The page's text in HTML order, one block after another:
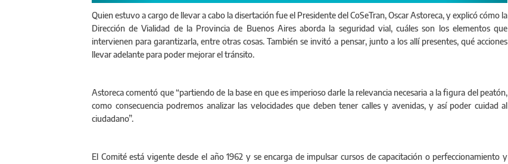
Quien estuvo a cargo de llevar a cabo la disertación fue el Presidente del CoSeTran, Oscar Astoreca, y explicó cómo la
Dirección de Vialidad de la Provincia de Buenos Aires aborda la seguridad vial, cuáles son los elementos que
intervienen para garantizarla, entre otras cosas. También se invitó a pensar, junto a los allí presentes, qué acciones
llevar adelante para poder mejorar el tránsito.
Astoreca comentó que “partiendo de la base en que es imperioso darle la relevancia necesaria a la figura del peatón,
como consecuencia podremos analizar las velocidades que deben tener calles y avenidas, y así poder cuidad al
ciudadano”.
El Comité está vigente desde el año 1962 y se encarga de impulsar cursos de capacitación o perfeccionamiento y